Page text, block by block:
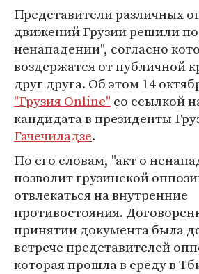
Представители различных
движений Грузии решили
ненападении", согласно
воздержатся от публичной
друг друга. Об этом 14
"Грузия Online" со ссылкой
кандидата в президенты
Гачечиладзе.
По его словам, "акт о
позволит грузинской
отвлекаться на внутренние
противостояния.
принятии документа была
встрече представителей
которая прошла в среду в